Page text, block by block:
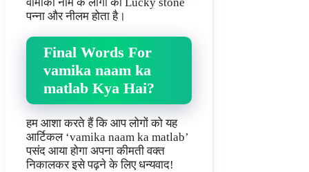
वामीका नाम के लोगों का Lucky stone
पन्ना और नीलम होता है।
Final Words For
vamika naam ka
matlab Kya Hai?
हम आशा करते हैं कि आप लोगों को यह
आर्टिकल ‘vamika naam ka matlab’
पसंद आया होगा अपना कीमती वक्त
निकालकर इसे पढ़ने के लिए धन्यवाद!